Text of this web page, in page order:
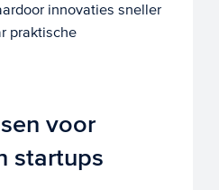
innovaties sneller
praktische
voor
startups